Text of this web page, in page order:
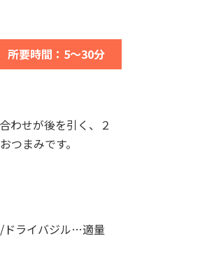
要時間：5～30分
わせが後を引く、２
まみです。
ライバジル…適量